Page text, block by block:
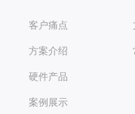
客户痛点
方案介绍
硬件产品
案例展示